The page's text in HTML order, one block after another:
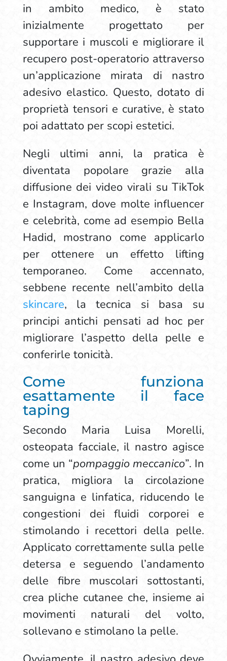
in ambito medico, è stato
inizialmente progettato per
supportare i muscoli e migliorare il
recupero post-operatorio attraverso
un’applicazione mirata di nastro
adesivo elastico. Questo, dotato di
proprietà tensori e curative, è stato
poi adattato per scopi estetici.
Negli ultimi anni, la pratica è
diventata popolare grazie alla
diffusione dei video virali su TikTok
e Instagram, dove molte influencer
e celebrità, come ad esempio Bella
Hadid, mostrano come applicarlo
per ottenere un effetto lifting
temporaneo. Come accennato,
sebbene recente nell’ambito della
skincare, la tecnica si basa su
principi antichi pensati ad hoc per
migliorare l’aspetto della pelle e
conferirle tonicità.
Come funziona
esattamente il face
taping
Secondo Maria Luisa Morelli,
osteopata facciale, il nastro agisce
come un “pompaggio meccanico”. In
pratica, migliora la circolazione
sanguigna e linfatica, riducendo le
congestioni dei fluidi corporei e
stimolando i recettori della pelle.
Applicato correttamente sulla pelle
detersa e seguendo l’andamento
delle fibre muscolari sottostanti,
crea pliche cutanee che, insieme ai
movimenti naturali del volto,
sollevano e stimolano la pelle.